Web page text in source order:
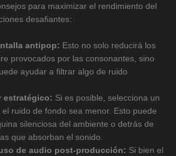
para maximizar el rendimiento del
desafiantes:
antipop: Esto no solo reducirá los
provocados por las consonantes, sino
ayudar a filtrar algo de ruido
estratégico: Si es posible, selecciona un
ruido de fondo sea menor. Esto puede
silenciosa del ambiente o detrás de
que absorban el sonido.
de audio post-producción: Si bien el